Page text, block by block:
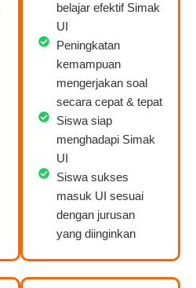
belajar efektif Simak
UI
Peningkatan
kemampuan
mengerjakan soal
secara cepat & tepat
Siswa siap
menghadapi Simak
UI
Siswa sukses
masuk UI sesuai
dengan jurusan
yang diinginkan